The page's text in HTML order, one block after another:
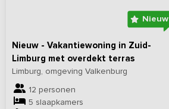
Nieuw
Nieuw - Vakantiewoning in Zuid-
Limburg met overdekt terras
Limburg, omgeving Valkenburg
12 personen
5 slaapkamers